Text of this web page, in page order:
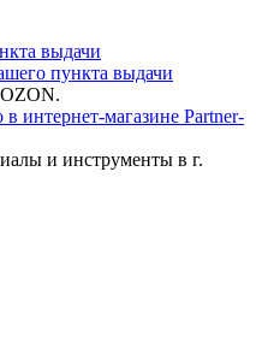
пункта выдачи
интернет-магазине Partner-
и инструменты в г.